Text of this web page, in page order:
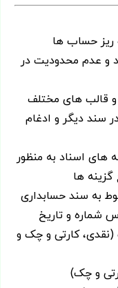
ریز حساب ها
و عدم محدودیت در
قالب های مختلف
سند دیگر و ادغام
های اسناد به منظور
ها
به سند حسابداری
شماره و تاریخ
(نقدی، کارتی و چک و
و چک)